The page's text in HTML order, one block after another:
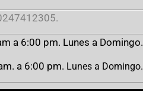
a 6:00 pm. Lunes a Domingo.
a 6:00 pm. Lunes a Domingo.